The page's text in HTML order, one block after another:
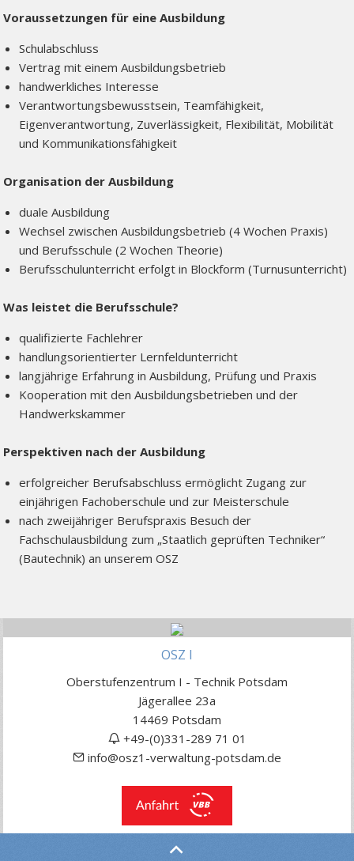
Voraussetzungen für eine Ausbildung
Schulabschluss
Vertrag mit einem Ausbildungsbetrieb
handwerkliches Interesse
Verantwortungsbewusstsein, Teamfähigkeit,
Eigenverantwortung, Zuverlässigkeit, Flexibilität, Mobilität
und Kommunikationsfähigkeit
Organisation der Ausbildung
duale Ausbildung
Wechsel zwischen Ausbildungsbetrieb (4 Wochen Praxis)
und Berufsschule (2 Wochen Theorie)
Berufsschulunterricht erfolgt in Blockform (Turnusunterricht)
Was leistet die Berufsschule?
qualifizierte Fachlehrer
handlungsorientierter Lernfeldunterricht
langjährige Erfahrung in Ausbildung, Prüfung und Praxis
Kooperation mit den Ausbildungsbetrieben und der
Handwerkskammer
Perspektiven nach der Ausbildung
erfolgreicher Berufsabschluss ermöglicht Zugang zur
einjährigen Fachoberschule und zur Meisterschule
nach zweijähriger Berufspraxis Besuch der
Fachschulausbildung zum „Staatlich geprüften Techniker“
(Bautechnik) an unserem OSZ
OSZ I
Oberstufenzentrum I - Technik Potsdam
Jägerallee 23a
14469 Potsdam
+49-(0)331-289 71 01
info@osz1-verwaltung-potsdam.de